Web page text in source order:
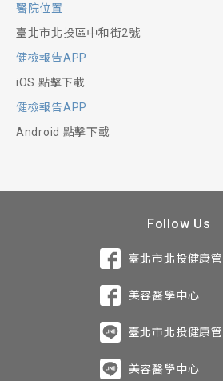
醫院位置
臺北市北投區中和街2號
健檢報告APP
iOS 點擊下載
健檢報告APP
Android 點擊下載
Follow Us
臺北市北投健康
美容醫學中心
臺北市北投健康
美容醫學中心